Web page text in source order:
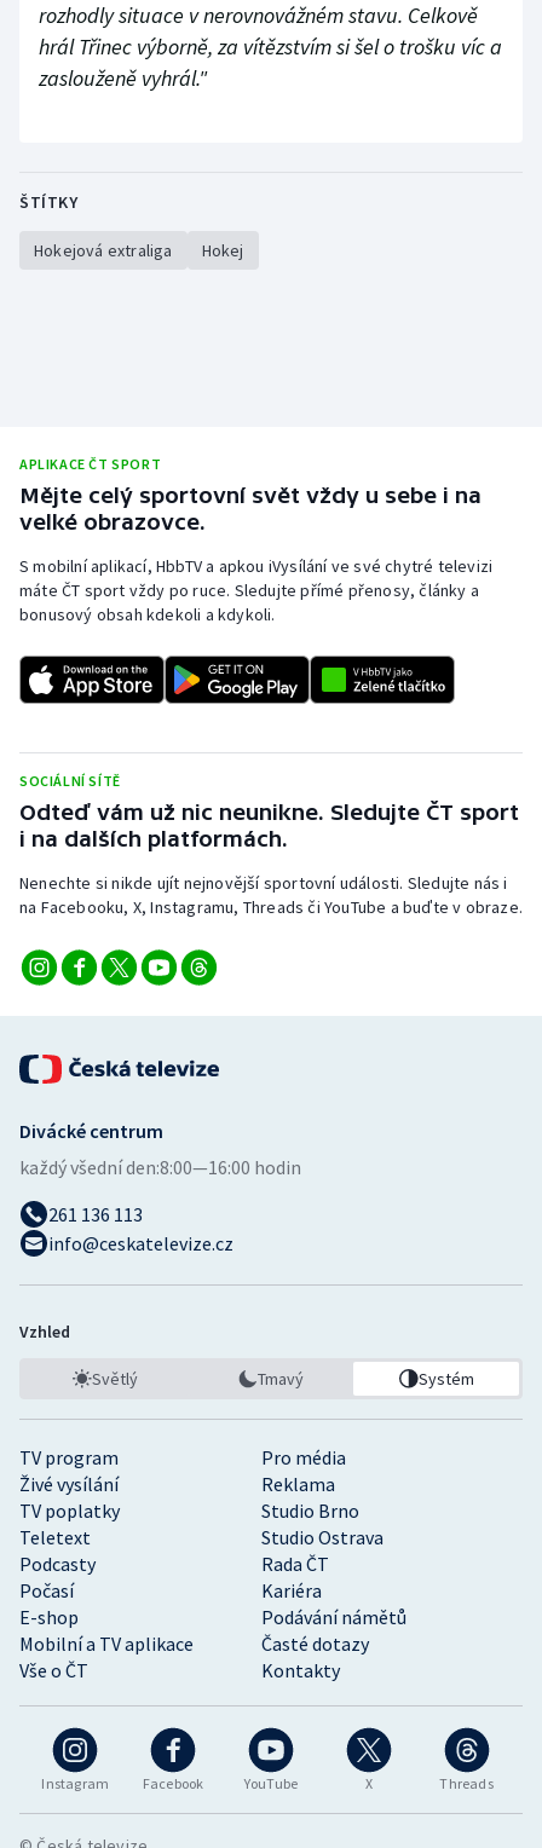
rozhodly situace v nerovnovážném stavu. Celkově
hrál Třinec výborně, za vítězstvím si šel o trošku víc a
zaslouženě vyhrál."
ŠTÍTKY
Hokejová extraliga Hokej
APLIKACE ČT SPORT
Mějte celý sportovní svět vždy u sebe i na
velké obrazovce.
S mobilní aplikací, HbbTV a apkou iVysílání ve své chytré televizi
máte ČT sport vždy po ruce. Sledujte přímé přenosy, články a
bonusový obsah kdekoli a kdykoli.
SOCIÁLNÍ SÍTĚ
Odteď vám už nic neunikne. Sledujte ČT sport
i na dalších platformách.
Nenechte si nikde ujít nejnovější sportovní události. Sledujte nás i
na Facebooku, X, Instagramu, Threads či YouTube a buďte v obraze.
Instagram Facebook YouTube X Threads
TV program
Pro média
Živé vysílání
Reklama
TV poplatky
Studio Brno
Teletext
Studio Ostrava
Podcasty
Rada ČT
Počasí
Kariéra
E-shop
Podávání námětů
Mobilní a TV aplikace
Časté dotazy
Vše o ČT
Kontakty
Divácké centrum
každý všední den:8:00—16:00 hodin
261 136 113
info@ceskatelevize.cz
Vzhled
Světlý Tmavý Systém